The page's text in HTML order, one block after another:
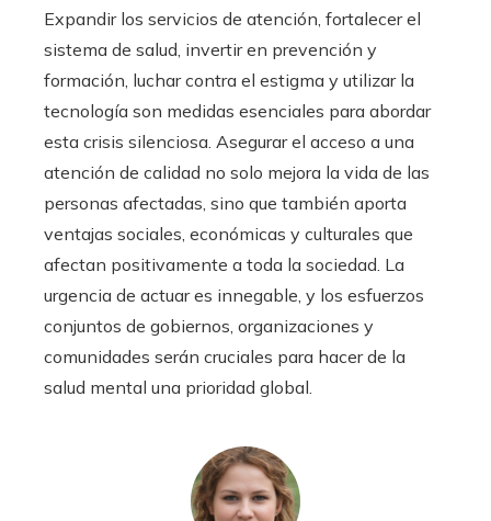
Expandir los servicios de atención, fortalecer el
sistema de salud, invertir en prevención y
formación, luchar contra el estigma y utilizar la
tecnología son medidas esenciales para abordar
esta crisis silenciosa. Asegurar el acceso a una
atención de calidad no solo mejora la vida de las
personas afectadas, sino que también aporta
ventajas sociales, económicas y culturales que
afectan positivamente a toda la sociedad. La
urgencia de actuar es innegable, y los esfuerzos
conjuntos de gobiernos, organizaciones y
comunidades serán cruciales para hacer de la
salud mental una prioridad global.